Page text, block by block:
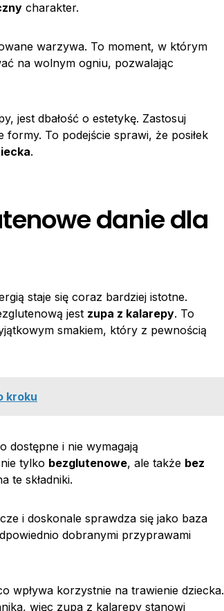
charakter.
warzywa. To moment, w którym
na wolnym ogniu, pozwalając
jest dbałość o estetykę. Zastosuj
To podejście sprawi, że posiłek
.
danie dla
staje się coraz bardziej istotne.
jest zupa z kalarepy. To
smakiem, który z pewnością
kroku
dostępne i nie wymagają
tylko bezglutenowe, ale także bez
te składniki.
i doskonale sprawdza się jako baza
dobranymi przyprawami
wpływa korzystnie na trawienie dziecka.
więc zupa z kalarepy stanowi